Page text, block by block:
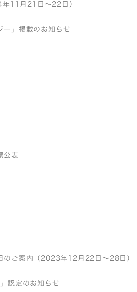
11月21日～22日）
ー」掲載のお知らせ
公表
のご案内（2023年12月22日～28日）
認定のお知らせ